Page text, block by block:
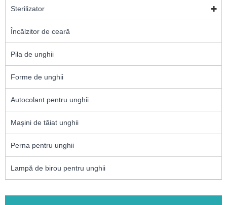
Sterilizator
Încălzitor de ceară
Pila de unghii
Forme de unghii
Autocolant pentru unghii
Mașini de tăiat unghii
Perna pentru unghii
Lampă de birou pentru unghii